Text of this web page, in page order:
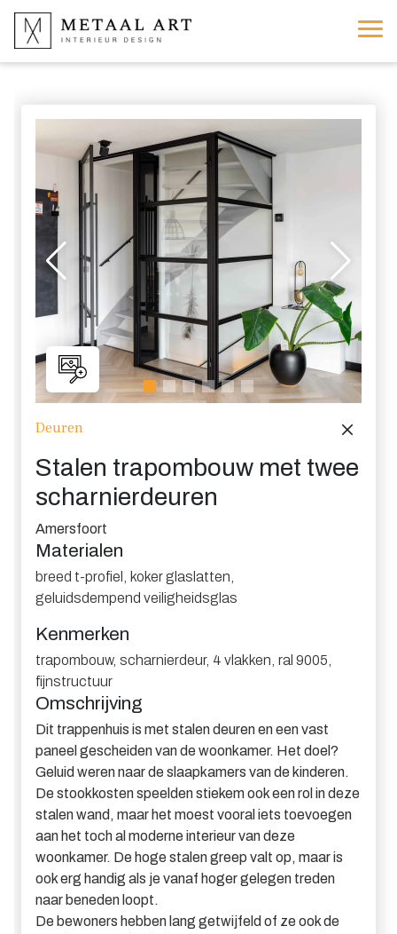
Deuren
Stalen trapombouw met twee
scharnierdeuren
Amersfoort
Materialen
breed t-profiel koker glaslatten
geluidsdempend veiligheidsglas
Kenmerken
trapombouw, scharnierdeur, 4 vlakken ral 9005
fijnstructuur
Omschrijving
Dit trappenhuis is met stalen deuren en een vast
paneel gescheiden van de woonkamer. Het doel?
Geluid weren naar de slaapkamers van de kinderen.
De stookkosten speelden stiekem ook een rol in deze
stalen wand, maar het moest vooral iets toevoegen
aan het toch al moderne interieur van deze
woonkamer. De hoge stalen greep valt op, maar is
ook erg handig als je vanaf hoger gelegen treden
naar beneden loopt.
De bewoners hebben lang getwijfeld of ze ook de